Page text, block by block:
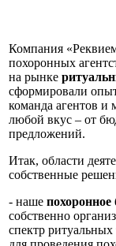
Компания
похоронных
на рынке
сформировали
команда агентов и
любой вкус – от
предложений.
Итак, области
собственные
- наше
собственно
спектр